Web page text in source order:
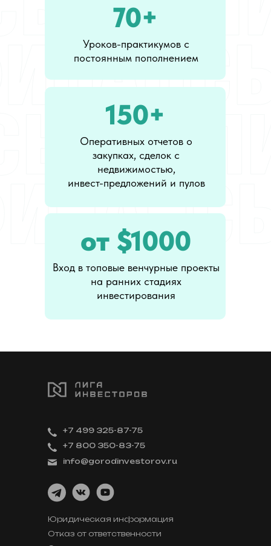
70+
Уроков-практикумов с
постоянным пополнением
150+
Оперативных отчетов о
закупках, сделок с
недвижимостью,
инвест-предложений и пулов
от $1000
Вход в топовые венчурные проекты
на ранних стадиях
инвестирования
Юридическая информация
Отказ от ответственности
+7 499 325-87-75
info@gorodinvestorov.ru
+7 800 350-83-75